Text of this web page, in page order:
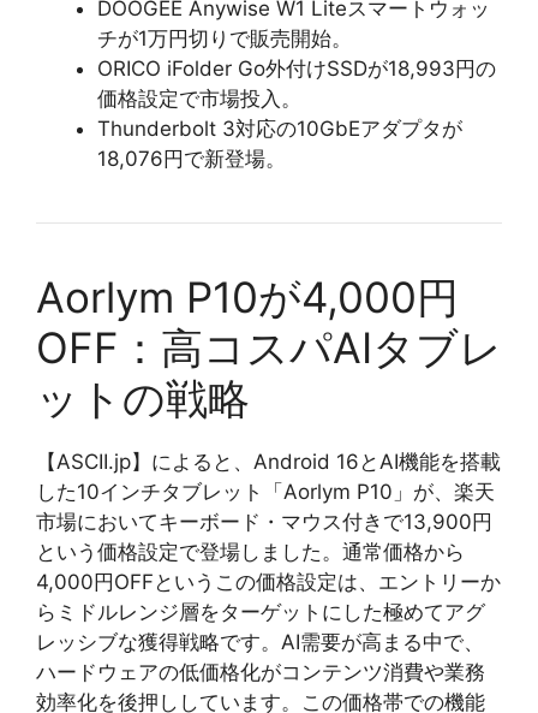
DOOGEE Anywise W1 Liteスマートウォッ
チが1万円切りで販売開始。
ORICO iFolder Go外付けSSDが18,993円の
価格設定で市場投入。
Thunderbolt 3対応の10GbEアダプタが
18,076円で新登場。
Aorlym P10が4,000円
OFF：高コスパAIタブレ
ットの戦略
【ASCII.jp】によると、Android 16とAI機能を搭載
した10インチタブレット「Aorlym P10」が、楽天
市場においてキーボード・マウス付きで13,900円
という価格設定で登場しました。通常価格から
4,000円OFFというこの価格設定は、エントリーか
らミドルレンジ層をターゲットにした極めてアグ
レッシブな獲得戦略です。AI需要が高まる中で、
ハードウェアの低価格化がコンテンツ消費や業務
効率化を後押ししています。この価格帯での機能